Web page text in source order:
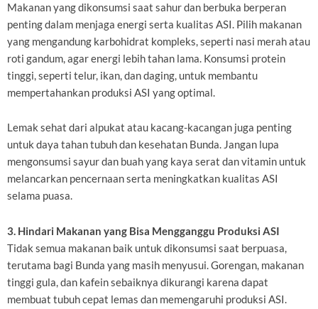
Makanan yang dikonsumsi saat sahur dan berbuka berperan
penting dalam menjaga energi serta kualitas ASI. Pilih makanan
yang mengandung karbohidrat kompleks, seperti nasi merah atau
roti gandum, agar energi lebih tahan lama. Konsumsi protein
tinggi, seperti telur, ikan, dan daging, untuk membantu
mempertahankan produksi ASI yang optimal.
Lemak sehat dari alpukat atau kacang-kacangan juga penting
untuk daya tahan tubuh dan kesehatan Bunda. Jangan lupa
mengonsumsi sayur dan buah yang kaya serat dan vitamin untuk
melancarkan pencernaan serta meningkatkan kualitas ASI
selama puasa.
3. Hindari Makanan yang Bisa Mengganggu Produksi ASI
Tidak semua makanan baik untuk dikonsumsi saat berpuasa,
terutama bagi Bunda yang masih menyusui. Gorengan, makanan
tinggi gula, dan kafein sebaiknya dikurangi karena dapat
membuat tubuh cepat lemas dan memengaruhi produksi ASI.